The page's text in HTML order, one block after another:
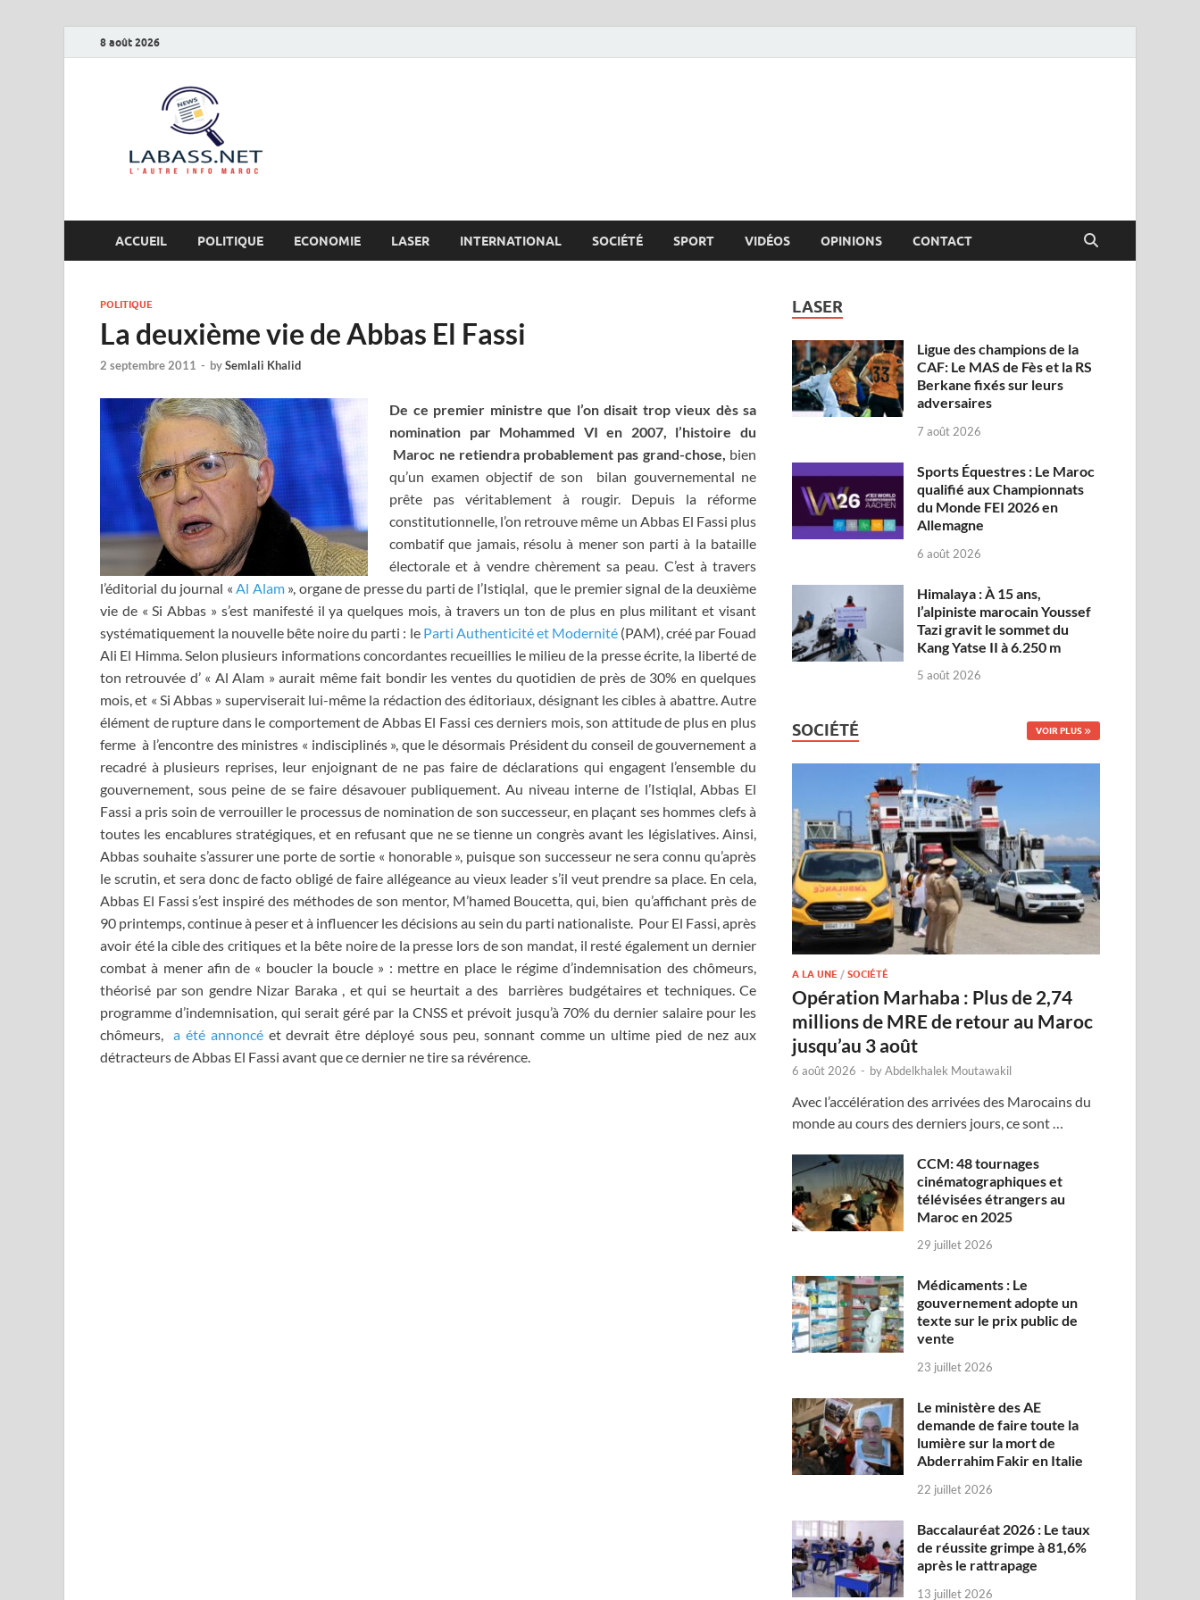
8 août 2026
ACCUEIL POLITIQUE ECONOMIE LASER INTERNATIONAL SOCIÉTÉ SPORT VIDÉOS OPINIONS CONTACT
POLITIQUE
La deuxième vie de Abbas El Fassi
2 septembre 2011 - bySemlali Khalid
De ce premier ministre que l’on disait trop vieux dès sa
nomination par Mohammed VI en 2007, l’histoire du
Maroc ne retiendra probablement pas grand-chose, bien
qu’un examen objectif de son bilan gouvernemental ne
prête pas véritablement à rougir. Depuis la réforme
constitutionnelle, l’on retrouve même un Abbas El Fassi plus
combatif que jamais, résolu à mener son parti à la bataille
électorale et à vendre chèrement sa peau. C’est à travers
l’éditorial du journal «Al Alam», organe de presse du parti de l’Istiqlal, que le premier signal de la deuxième
vie de « Si Abbas » s’est manifesté il ya quelques mois, à travers un ton de plus en plus militant et visant
systématiquement la nouvelle bête noire du parti : le Parti Authenticité et Modernité(PAM), créé par Fouad
Ali El Himma. Selon plusieurs informations concordantes recueillies le milieu de la presse écrite, la liberté de
ton retrouvée d’ « Al Alam » aurait même fait bondir les ventes du quotidien de près de 30% en quelques
mois, et « Si Abbas » superviserait lui-même la rédaction des éditoriaux, désignant les cibles à abattre. Autre
élément de rupture dans le comportement de Abbas El Fassi ces derniers mois, son attitude de plus en plus
ferme à l’encontre des ministres « indisciplinés », que le désormais Président du conseil de gouvernement a
recadré à plusieurs reprises, leur enjoignant de ne pas faire de déclarations qui engagent l’ensemble du
gouvernement, sous peine de se faire désavouer publiquement. Au niveau interne de l’Istiqlal, Abbas El
Fassi a pris soin de verrouiller le processus de nomination de son successeur, en plaçant ses hommes clefs à
toutes les encablures stratégiques, et en refusant que ne se tienne un congrès avant les législatives. Ainsi,
Abbas souhaite s’assurer une porte de sortie « honorable », puisque son successeur ne sera connu qu’après
le scrutin, et sera donc de facto obligé de faire allégeance au vieux leader s’il veut prendre sa place. En cela,
Abbas El Fassi s’est inspiré des méthodes de son mentor, M’hamed Boucetta, qui, bien qu’affichant près de
90 printemps, continue à peser et à influencer les décisions au sein du parti nationaliste. Pour El Fassi, après
avoir été la cible des critiques et la bête noire de la presse lors de son mandat, il resté également un dernier
combat à mener afin de « boucler la boucle » : mettre en place le régime d’indemnisation des chômeurs,
théorisé par son gendre Nizar Baraka , et qui se heurtait a des barrières budgétaires et techniques. Ce
programme d’indemnisation, qui serait géré par la CNSS et prévoit jusqu’à 70% du dernier salaire pour les
chômeurs,a été annoncéet devrait être déployé sous peu, sonnant comme un ultime pied de nez aux
détracteurs de Abbas El Fassi avant que ce dernier ne tire sa révérence.
LASER
Ligue des champions de la
CAF: Le MAS de Fès et la RS
Berkane fixés sur leurs
adversaires
7 août 2026
Sports Équestres : Le Maroc
qualifié aux Championnats
du Monde FEI 2026 en
Allemagne
6 août 2026
Himalaya : À 15 ans,
l’alpiniste marocain Youssef
Tazi gravit le sommet du
Kang Yatse II à 6.250 m
5 août 2026
SOCIÉTÉ VOIR PLUS
A LA UNE /SOCIÉTÉ
Opération Marhaba : Plus de 2,74
millions de MRE de retour au Maroc
jusqu’au 3 août
6 août 2026 - byAbdelkhalek Moutawakil
Avec l’accélération des arrivées des Marocains du
monde au cours des derniers jours, ce sont …
CCM: 48 tournages
cinématographiques et
télévisées étrangers au
Maroc en 2025
29 juillet 2026
Médicaments : Le
gouvernement adopte un
texte sur le prix public de
vente
23 juillet 2026
Le ministère des AE
demande de faire toute la
lumière sur la mort de
Abderrahim Fakir en Italie
22 juillet 2026
Baccalauréat 2026 : Le taux
de réussite grimpe à 81,6%
après le rattrapage
13 juillet 2026